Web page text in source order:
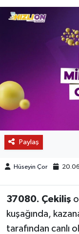
Paylaş
Hüseyin Çor
37080. Çekiliş
kuşağında,
tarafından canlı